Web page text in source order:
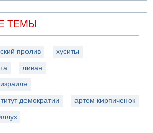
ТЕМЫ
пролив хуситы
ливан
демократии артем кирпиченок